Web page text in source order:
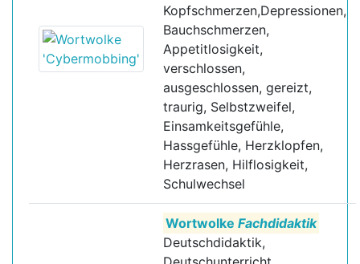
Kopfschmerzen,Depressionen,
Bauchschmerzen,
Appetitlosigkeit,
verschlossen,
ausgeschlossen, gereizt,
traurig, Selbstzweifel,
Einsamkeitsgefühle,
Hassgefühle, Herzklopfen,
Herzrasen, Hilflosigkeit,
Schulwechsel
WortwolkeFachdidaktik
Deutschdidaktik,